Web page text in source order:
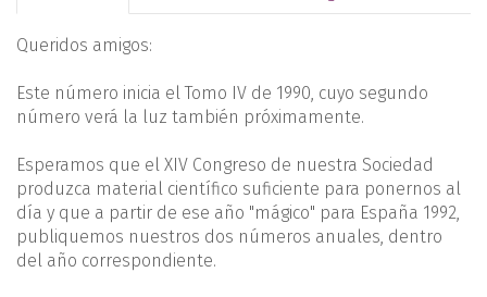
Queridos amigos:
Este número inicia el Tomo IV de 1990, cuyo segundo
número verá la luz también próximamente.
Esperamos que el XIV Congreso de nuestra Sociedad
produzca material científico suficiente para ponernos al
día y que a partir de ese año "mágico" para España 1992,
publiquemos nuestros dos números anuales, dentro
del año correspondiente.